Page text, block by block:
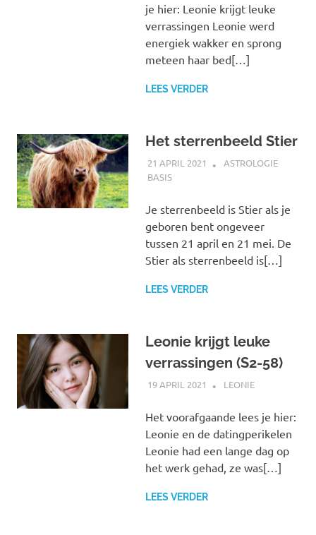
je hier: Leonie krijgt leuke
verrassingen Leonie werd
energiek wakker en sprong
meteen haar bed[…]
LEES VERDER
Het sterrenbeeld Stier
21 APRIL 2021 MARJOLEIN
ASTROLOGIE
BASIS
Je sterrenbeeld is Stier als je
geboren bent ongeveer
tussen 21 april en 21 mei. De
Stier als sterrenbeeld is[…]
LEES VERDER
Leonie krijgt leuke
verrassingen (S2-58)
19 APRIL 2021 MARJOLEIN
LEONIE
Het voorafgaande lees je hier:
Leonie en de datingperikelen
Leonie had een lange dag op
het werk gehad, ze was[…]
LEES VERDER